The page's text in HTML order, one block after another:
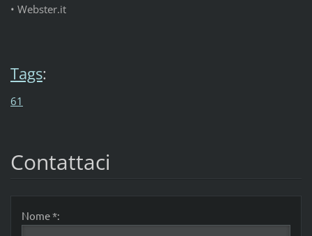
• Webster.it
Tags:
61
Contattaci
Nome *: